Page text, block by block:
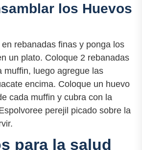
los Huevos
rebanadas finas y ponga los
un plato. Coloque 2 rebanadas
muffin, luego agregue las
encima. Coloque un huevo
cada muffin y cubra con la
perejil picado sobre la
para la salud